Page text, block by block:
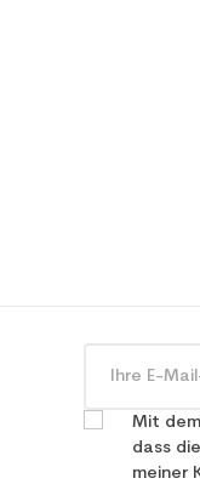
Mit
dass
meiner